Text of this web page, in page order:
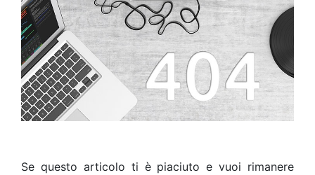
Se questo articolo ti è piaciuto e vuoi rimanere